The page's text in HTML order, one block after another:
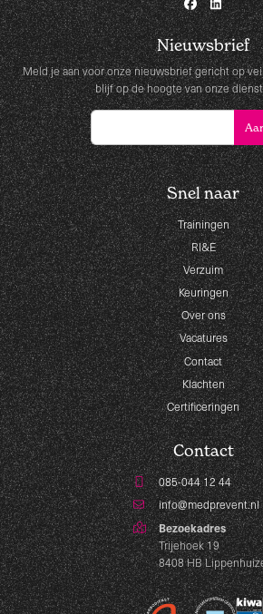
Nieuwsbrief
Meld je aan voor onze nieuwsbrief gericht op
blijf op de hoogte van onze
Snel naar
Trainingen
RI&E
Verzuim
Keuringen
Over ons
Vacatures
Contact
Klachten
Certificeringen
Contact
085-044 12 44
info@medprevent.nl
Bezoekadres
Trijehoek 19
8408 HB